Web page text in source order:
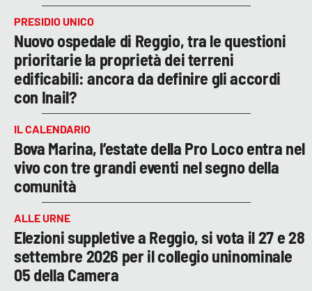
PRESIDIO UNICO
Nuovo ospedale di Reggio, tra le questioni
prioritarie la proprietà dei terreni
edificabili: ancora da definire gli accordi
con Inail?
IL CALENDARIO
Bova Marina, l’estate della Pro Loco entra nel
vivo con tre grandi eventi nel segno della
comunità
ALLE URNE
Elezioni suppletive a Reggio, si vota il 27 e 28
settembre 2026 per il collegio uninominale
05 della Camera